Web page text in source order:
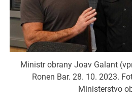
Ministr obrany Joav Galant
Ronen Bar. 28. 10. 2023.
Ministerstvo